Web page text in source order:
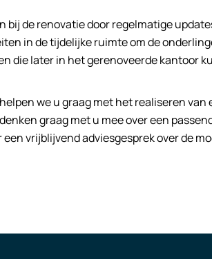
bij de renovatie door regelmatige
in de tijdelijke ruimte om de
die later in het gerenoveerde kantoor
we u graag met het realiseren
graag met u mee over een
een vrijblijvend adviesgesprek over de